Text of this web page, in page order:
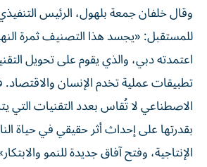
وقال خلفان جمعة بلهول، الرئيس
للمستقبل: «يجسد هذا التصنيف ثمرة
اعتمدته دبي، والذي يقوم على تحويل
تطبيقات عملية تخدم الإنسان والاقتصاد.
الاصطناعي لا تُقاس بعدد التقنيات التي
بقدرتها على إحداث أثر حقيقي في حياة
الإنتاجية، وفتح آفاق جديدة للنمو